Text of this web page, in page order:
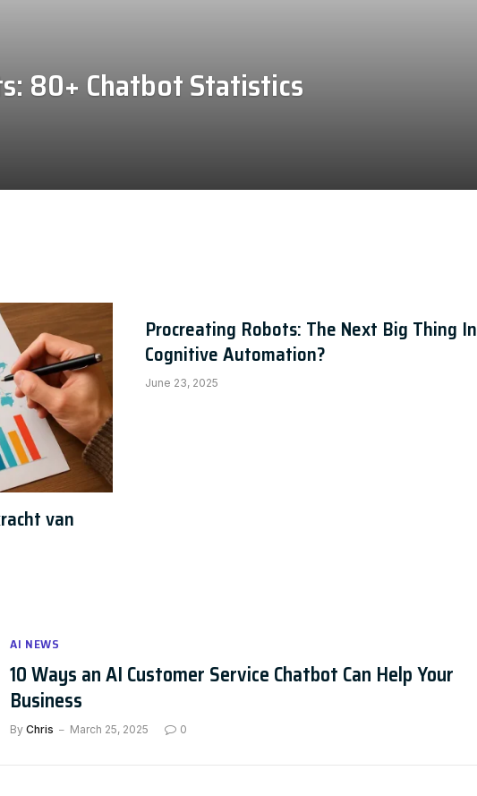
80+ Chatbot Statistics
van
Procreating Robots: The Next Big Thing In
Cognitive Automation?
June 23, 2025
AI NEWS
10 Ways an AI Customer Service Chatbot Can Help Your
Business
By Chris March 25, 2025 0